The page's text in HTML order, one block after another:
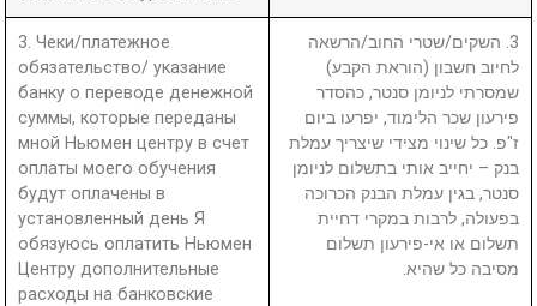
3. Чеки/платежное
обязательство/ указание
банку о переводе денежной
суммы, которые переданы
мной Ньюмен центру в счет
оплаты моего обучения
будут оплачены в
установленный день Я
обязуюсь оплатить Ньюмен
Центру дополнительные
расходы на банковские
3. השקים/שטרי החוב/הרשאה
לחיוב חשבון (הוראת הקבע)
שמסרתי לניומן סנטר, כהסדר
פירעון שכר הלימוד, יפרעו ביום
ז"פ. כל שינוי מצידי שיצריך עמלת
בנק – יחייב אותי בתשלום לניומן
סנטר, בגין עמלת הבנק הכרוכה
בפעולה, לרבות במקרי דחיית
תשלום או אי-פירעון תשלום
מסיבה כל שהיא.